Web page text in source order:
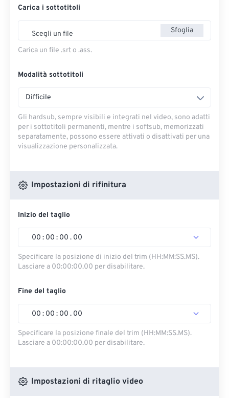
Carica i sottotitoli
Scegli un file Sfoglia
Carica un file .srt o .ass.
Modalità sottotitoli
Difficile
Gli hardsub, sempre visibili e integrati nel video, sono adatti
per i sottotitoli permanenti, mentre i softsub, memorizzati
separatamente, possono essere attivati ​​o disattivati ​​per una
visualizzazione personalizzata.
Impostazioni di rifinitura
Inizio del taglio
00 : 00 : 00 . 00
Specificare la posizione di inizio del trim (HH:MM:SS.MS).
Lasciare a 00:00:00.00 per disabilitare.
Fine del taglio
00 : 00 : 00 . 00
Specificare la posizione finale del trim (HH:MM:SS.MS).
Lasciare a 00:00:00.00 per disabilitare.
Impostazioni di ritaglio video